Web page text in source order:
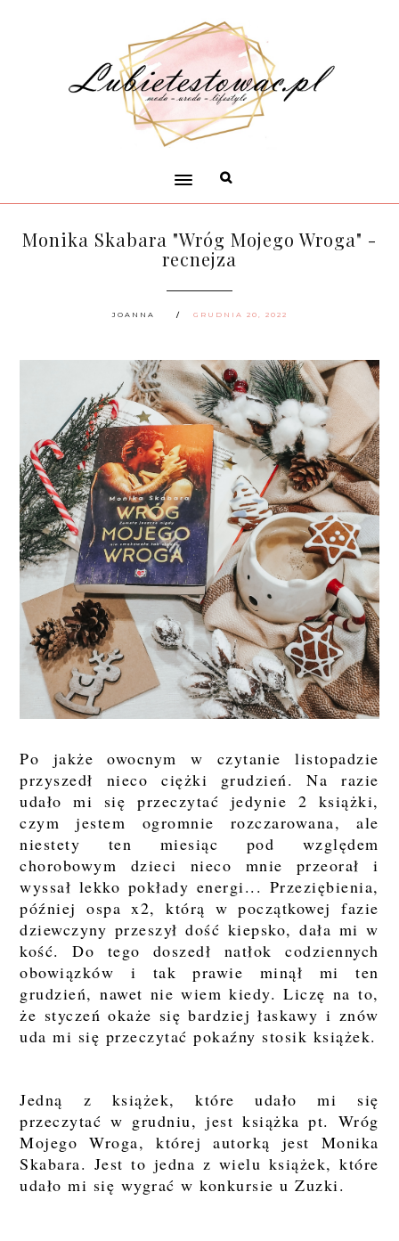
Monika Skabara "Wróg Mojego Wroga" -
recnejza
JOANNA GRUDNIA 20, 2022
Po jakże owocnym w czytanie listopadzie
przyszedł nieco ciężki grudzień. Na razie
udało mi się przeczytać jedynie 2 książki,
czym jestem ogromnie rozczarowana, ale
niestety ten miesiąc pod względem
chorobowym dzieci nieco mnie przeorał i
wyssał lekko pokłady energi... Przeziębienia,
później ospa x2, którą w początkowej fazie
dziewczyny przeszył dość kiepsko, dała mi w
kość. Do tego doszedł natłok codziennych
obowiązków i tak prawie minął mi ten
grudzień, nawet nie wiem kiedy. Liczę na to,
że styczeń okaże się bardziej łaskawy i znów
uda mi się przeczytać pokaźny stosik książek.
Jedną z książek, które udało mi się
przeczytać w grudniu, jest książka pt. Wróg
Mojego Wroga, której autorką jest Monika
Skabara. Jest to jedna z wielu książek, które
udało mi się wygrać w konkursie u Zuzki.